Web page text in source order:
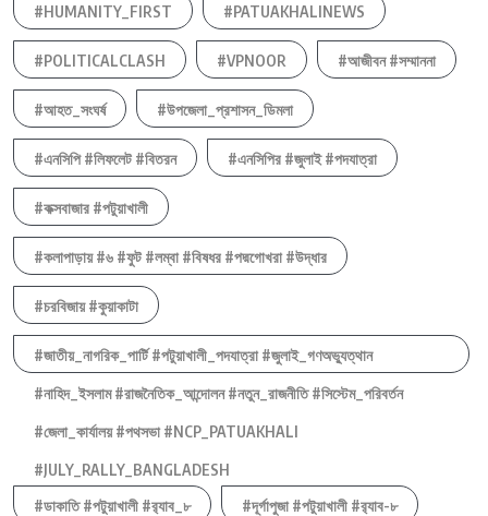
#HUMANITY_FIRST #PATUAKHALINEWS
#POLITICALCLASH #VPNOOR #আজীবন #সম্মাননা
#আহত_সংঘর্ষ #উপজেলা_প্রশাসন_ডিমলা
#এনসিপি #লিফলেট #বিতরন #এনসিপির #জুলাই #পদযাত্রা
#কক্সবাজার #পটুয়াখালী
#কলাপাড়ায় #৬ #ফুট #লম্বা #বিষধর #পদ্মগোখরা #উদ্ধার
#চরবিজায় #কুয়াকাটা
#জাতীয়_নাগরিক_পার্টি #পটুয়াখালী_পদযাত্রা #জুলাই_গণঅভ্যুত্থান
#নাহিদ_ইসলাম #রাজনৈতিক_আন্দোলন #নতুন_রাজনীতি #সিস্টেম_পরিবর্তন
#জেলা_কার্যালয় #পথসভা #NCP_PATUAKHALI
#JULY_RALLY_BANGLADESH
#ডাকাতি #পটুয়াখালী #র‍্যাব_৮
#দূর্গাপুজা #পটুয়াখালী #র‍্যাব-৮